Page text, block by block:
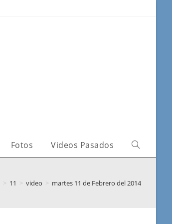
Fotos Videos Pasados
> 11 > video > martes 11 de Febrero del 2014